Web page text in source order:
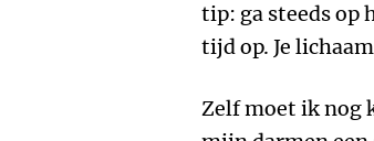
tip: ga steeds op
tijd op. Je
Zelf moet ik nog